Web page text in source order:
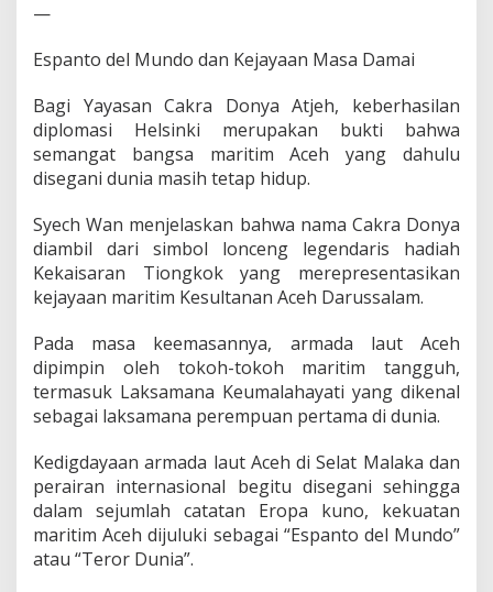
—
Espanto del Mundo dan Kejayaan Masa Damai
Bagi Yayasan Cakra Donya Atjeh, keberhasilan
diplomasi Helsinki merupakan bukti bahwa
semangat bangsa maritim Aceh yang dahulu
disegani dunia masih tetap hidup.
Syech Wan menjelaskan bahwa nama Cakra Donya
diambil dari simbol lonceng legendaris hadiah
Kekaisaran Tiongkok yang merepresentasikan
kejayaan maritim Kesultanan Aceh Darussalam.
Pada masa keemasannya, armada laut Aceh
dipimpin oleh tokoh-tokoh maritim tangguh,
termasuk Laksamana Keumalahayati yang dikenal
sebagai laksamana perempuan pertama di dunia.
Kedigdayaan armada laut Aceh di Selat Malaka dan
perairan internasional begitu disegani sehingga
dalam sejumlah catatan Eropa kuno, kekuatan
maritim Aceh dijuluki sebagai “Espanto del Mundo”
atau “Teror Dunia”.